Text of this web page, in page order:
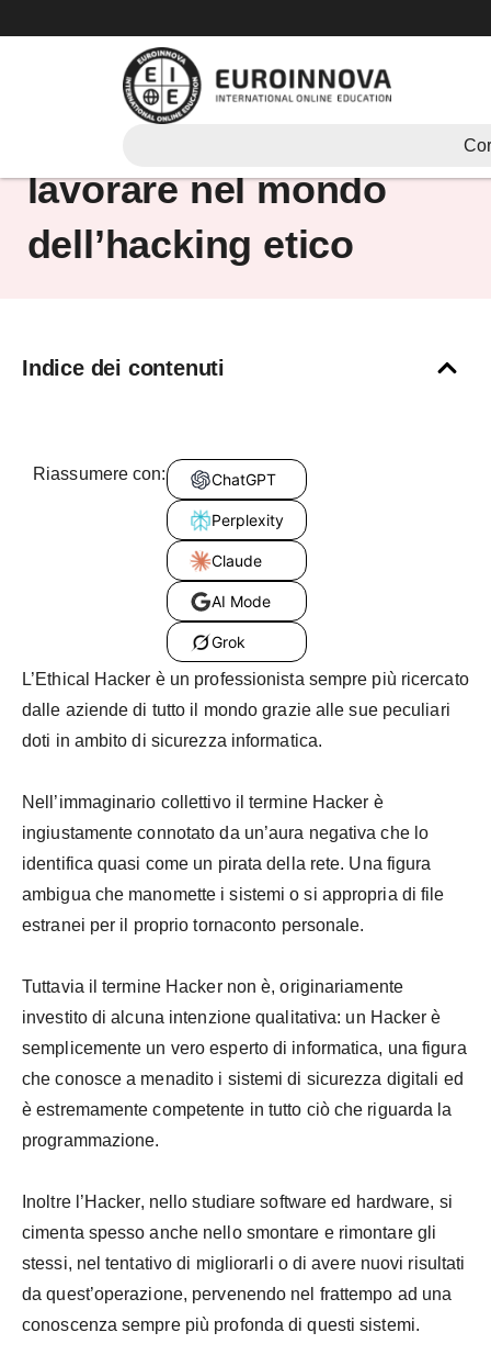
al
Ethical Hacking: come
lavorare nel mondo
dell’hacking etico
Indice dei contenuti
Riassumere con: ChatGPT
Perplexity
Claude
AI Mode
Grok
L’Ethical Hacker è un professionista sempre più ricercato
dalle aziende di tutto il mondo grazie alle sue peculiari
doti in ambito di sicurezza informatica.
Nell’immaginario collettivo il termine Hacker è
ingiustamente connotato da un’aura negativa che lo
identifica quasi come un pirata della rete. Una figura
ambigua che manomette i sistemi o si appropria di file
estranei per il proprio tornaconto personale.
Tuttavia il termine Hacker non è, originariamente
investito di alcuna intenzione qualitativa: un Hacker è
semplicemente un vero esperto di informatica, una figura
che conosce a menadito i sistemi di sicurezza digitali ed
è estremamente competente in tutto ciò che riguarda la
programmazione.
Inoltre l’Hacker, nello studiare software ed hardware, si
cimenta spesso anche nello smontare e rimontare gli
stessi, nel tentativo di migliorarli o di avere nuovi risultati
da quest’operazione, pervenendo nel frattempo ad una
conoscenza sempre più profonda di questi sistemi.